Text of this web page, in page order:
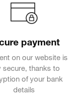
payment
on our website is
secure, thanks to
of your bank
details